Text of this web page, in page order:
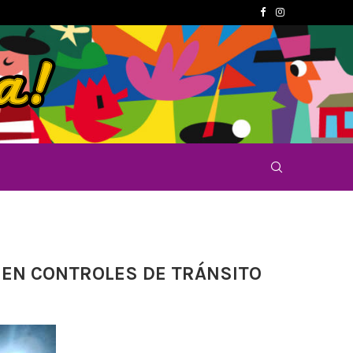
CONTROLES DE TRÁNSITO